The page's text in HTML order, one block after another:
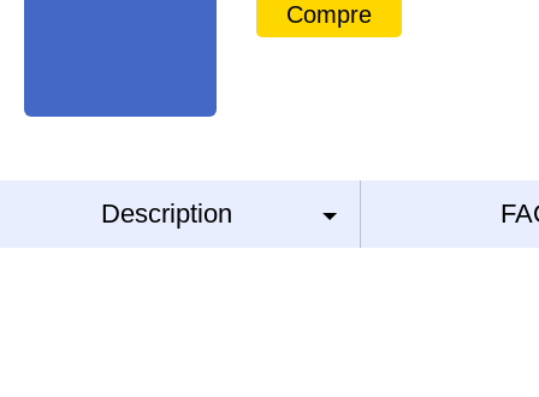
Compre
Description